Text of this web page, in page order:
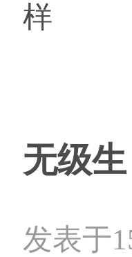
样
无级生
发表于